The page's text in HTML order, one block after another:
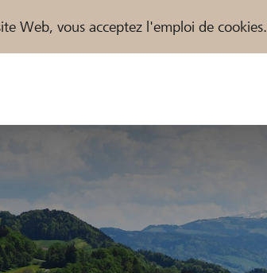
Web, vous acceptez l'emploi de cookies.
/ Banques Raiffeisen